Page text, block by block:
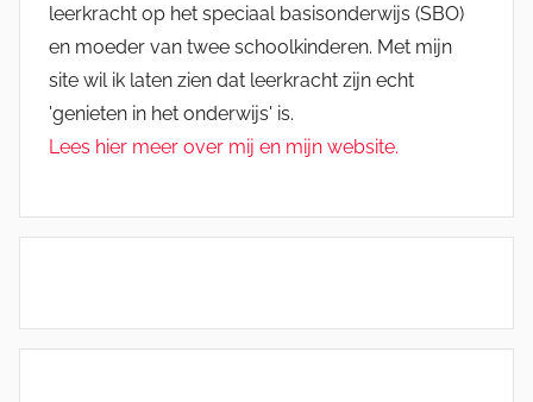
leerkracht op het speciaal basisonderwijs (SBO)
en moeder van twee schoolkinderen. Met mijn
site wil ik laten zien dat leerkracht zijn echt
'genieten in het onderwijs' is.
Lees hier meer over mij en mijn website.